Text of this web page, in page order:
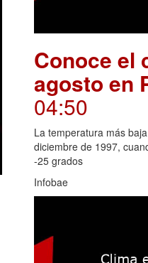
Conoce el
agosto en
04:50
La temperatura más
diciembre de 1997,
-25 grados
Infobae